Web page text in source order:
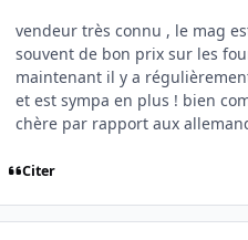
vendeur très connu , le mag
souvent de bon prix sur les
maintenant il y a
et est sympa en plus ! bien
chère par rapport aux
Citer